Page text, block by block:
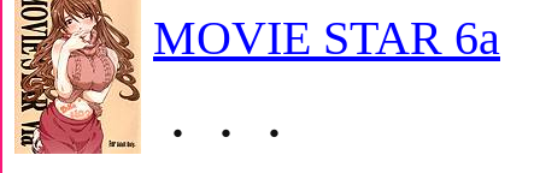
MOVIE STAR 6a
・・・